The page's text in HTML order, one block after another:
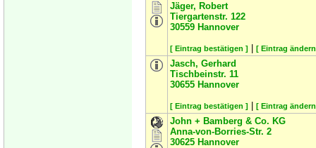
Jäger, Robert
Tiergartenstr. 122
30559 Hannover
[ Eintrag bestätigen ] [ Eintrag
Jasch, Gerhard
Tischbeinstr. 11
30655 Hannover
[ Eintrag bestätigen ] [ Eintrag
John + Bamberg & Co. KG
Anna-von-Borries-Str. 2
30625 Hannover